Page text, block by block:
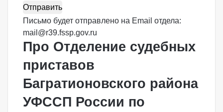
Письмо будет отправлено на Email отдела:
mail@r39.fssp.gov.ru
Про Отделение судебных
приставов
Багратионовского района
УФССП России по